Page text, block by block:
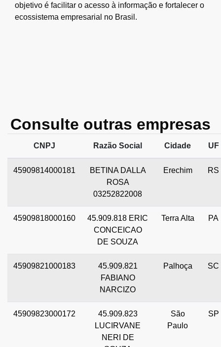
objetivo é facilitar o acesso à informação e fortalecer o
ecossistema empresarial no Brasil.
Consulte outras empresas
CNPJ Razão Social Cidade UF
45909814000181
BETINA DALLA
ROSA
03252822008
Erechim RS
45909818000160
45.909.818 ERIC
CONCEICAO
DE SOUZA
Terra Alta PA
45909821000183
45.909.821
FABIANO
NARCIZO
Palhoça SC
45909823000172
45.909.823
LUCIRVANE
NERI DE
São
Paulo
SP